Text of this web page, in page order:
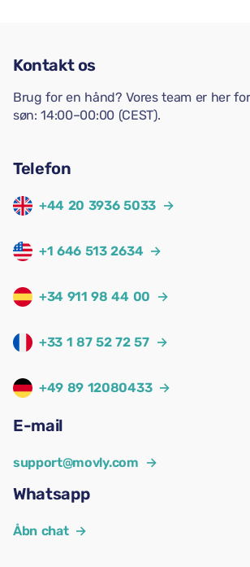
Kontakt os
Brug for en hånd? Vores team er her
søn: 14:00–00:00 (CEST).
Telefon
+44 20 3936 5033 →
+1 646 513 2634 →
+34 911 98 44 00 →
+33 1 87 52 72 57 →
+49 89 12080433 →
E-mail
support@movly.com →
Whatsapp
Åbn chat →